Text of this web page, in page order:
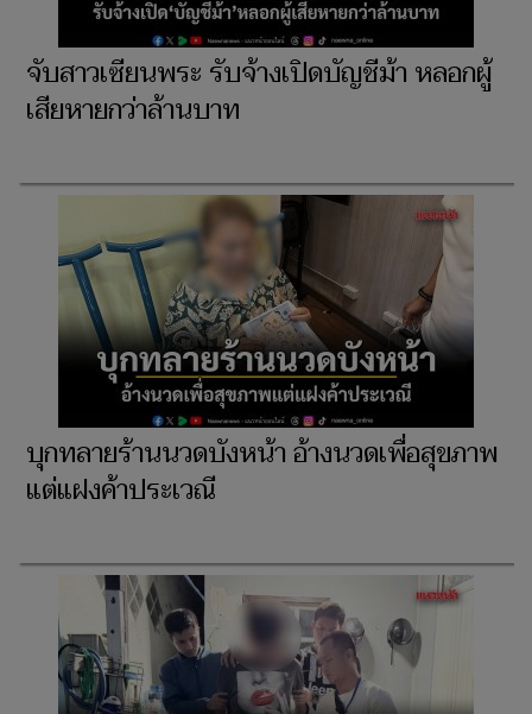
จับสาวเซียนพระ รับจ้างเปิดบัญชีม้า หลอกผู้
เสียหายกว่าล้านบาท
บุกทลายร้านนวดบังหน้า อ้างนวดเพื่อสุขภาพ
แต่แฝงค้าประเวณี